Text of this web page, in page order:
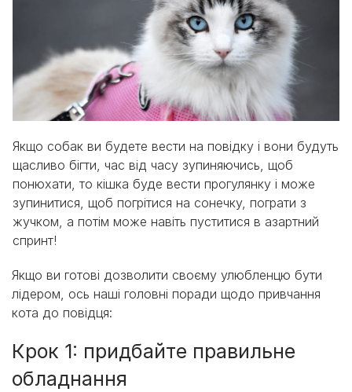
Якщо собак ви будете вести на повідку і вони будуть
щасливо бігти, час від часу зупиняючись, щоб
понюхати, то кішка буде вести прогулянку і може
зупинитися, щоб погрітися на сонечку, пограти з
жучком, а потім може навіть пуститися в азартний
спринт!
Якщо ви готові дозволити своєму улюбленцю бути
лідером, ось наші головні поради щодо привчання
кота до повідця:
Крок 1: придбайте правильне
обладнання